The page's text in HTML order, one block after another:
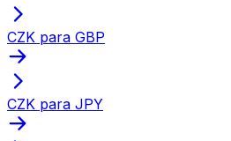
CZK para GBP
CZK para JPY